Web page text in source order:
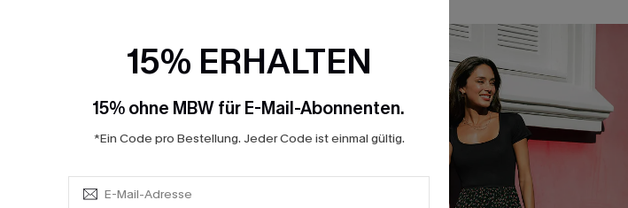
15% ERHALTEN
15% ohne MBW für E-Mail-Abonnenten.
*Ein Code pro Bestellung. Jeder Code ist einmal gültig.